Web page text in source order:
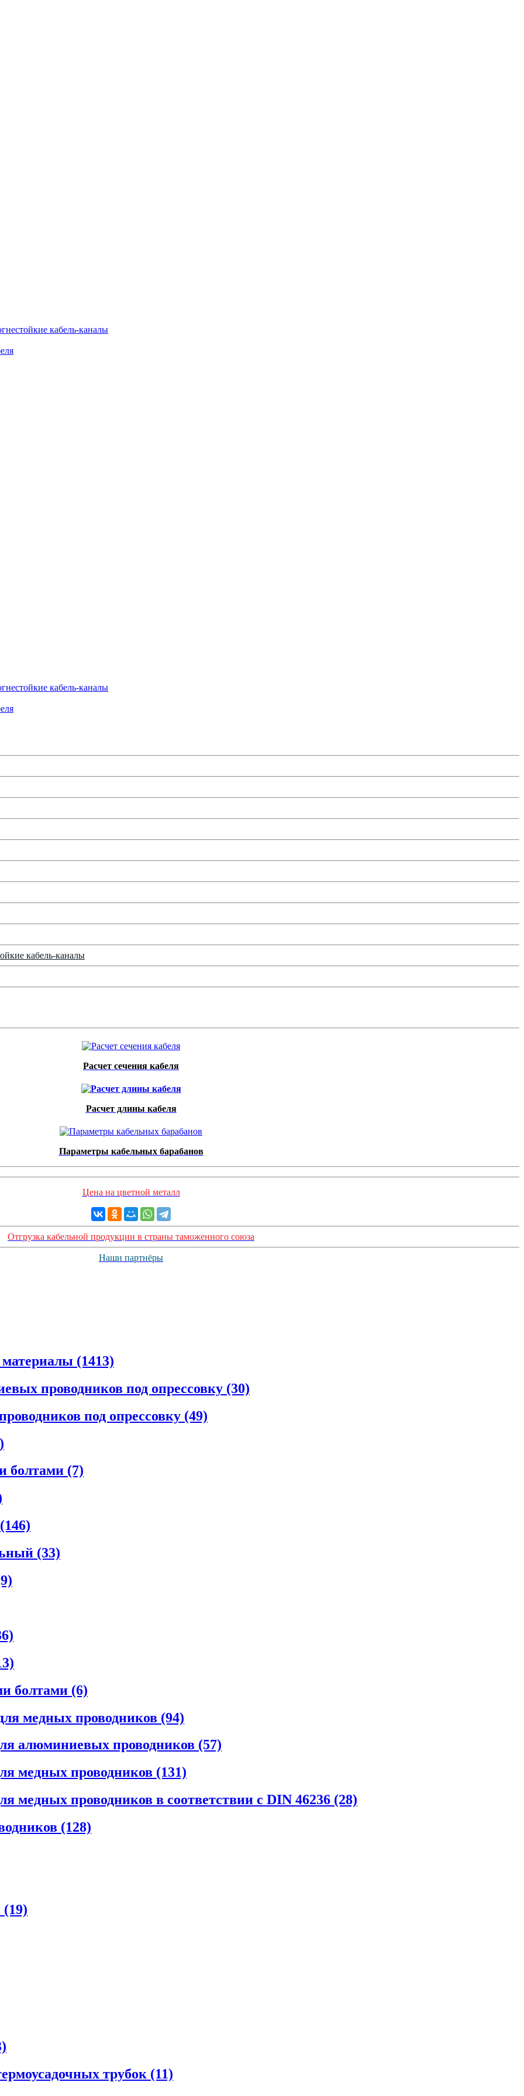
кабель-каналы
кабель-каналы
кабель-каналы
Расчет сечения кабеля
Расчет длины кабеля
Параметры кабельных барабанов
Цена на цветной металл
Отгрузка кабельной продукции в страны таможенного союза
Наши партнёры
(1413)
проводников под опрессовку (30)
под опрессовку (49)
болтами (7)
(33)
болтами (6)
медных проводников (94)
алюминиевых проводников (57)
медных проводников (131)
медных проводников в соответствии с DIN 46236 (28)
(128)
трубок (11)